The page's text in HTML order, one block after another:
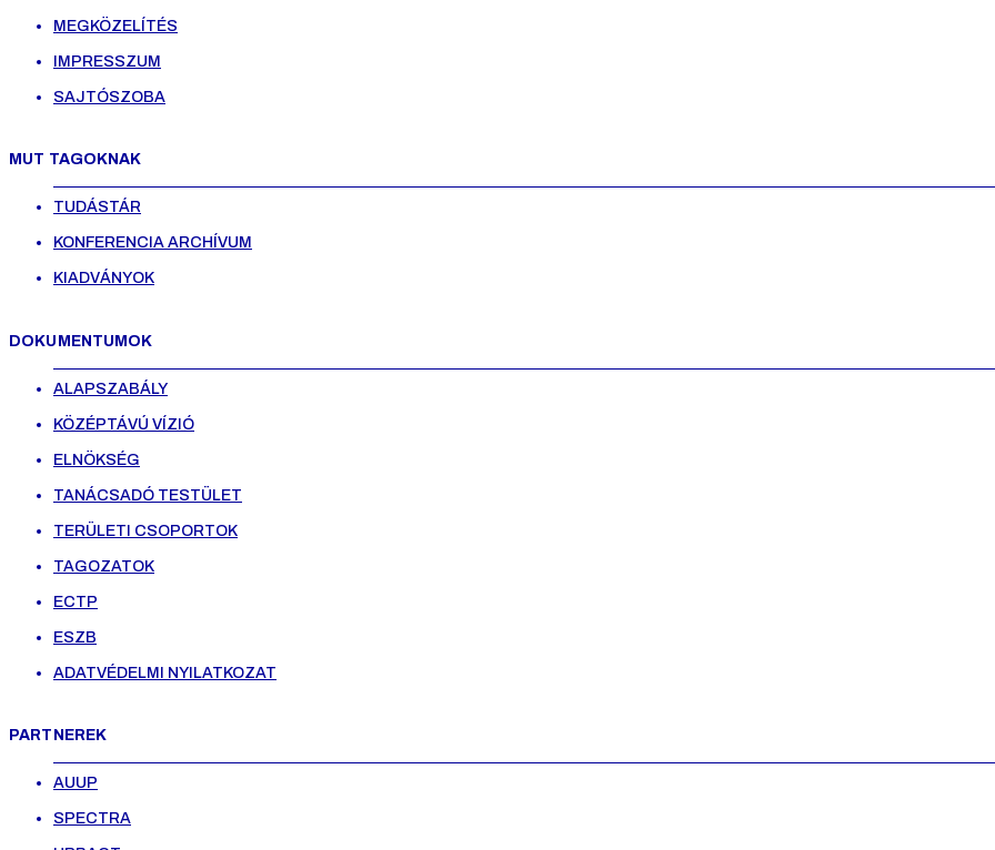
MEGKÖZELÍTÉS
IMPRESSZUM
SAJTÓSZOBA
MUT TAGOKNAK
TUDÁSTÁR
KONFERENCIA ARCHÍVUM
KIADVÁNYOK
DOKUMENTUMOK
ALAPSZABÁLY
KÖZÉPTÁVÚ VÍZIÓ
ELNÖKSÉG
TANÁCSADÓ TESTÜLET
TERÜLETI CSOPORTOK
TAGOZATOK
ECTP
ESZB
ADATVÉDELMI NYILATKOZAT
PARTNEREK
AUUP
SPECTRA